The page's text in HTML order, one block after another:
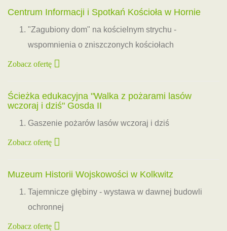
Centrum Informacji i Spotkań Kościoła w Hornie
"Zagubiony dom" na kościelnym strychu -
wspomnienia o zniszczonych kościołach
Zobacz ofertę
Ścieżka edukacyjna "Walka z pożarami lasów
wczoraj i dziś" Gosda II
Gaszenie pożarów lasów wczoraj i dziś
Zobacz ofertę
Muzeum Historii Wojskowości w Kolkwitz
Tajemnicze głębiny - wystawa w dawnej budowli
ochronnej
Zobacz ofertę